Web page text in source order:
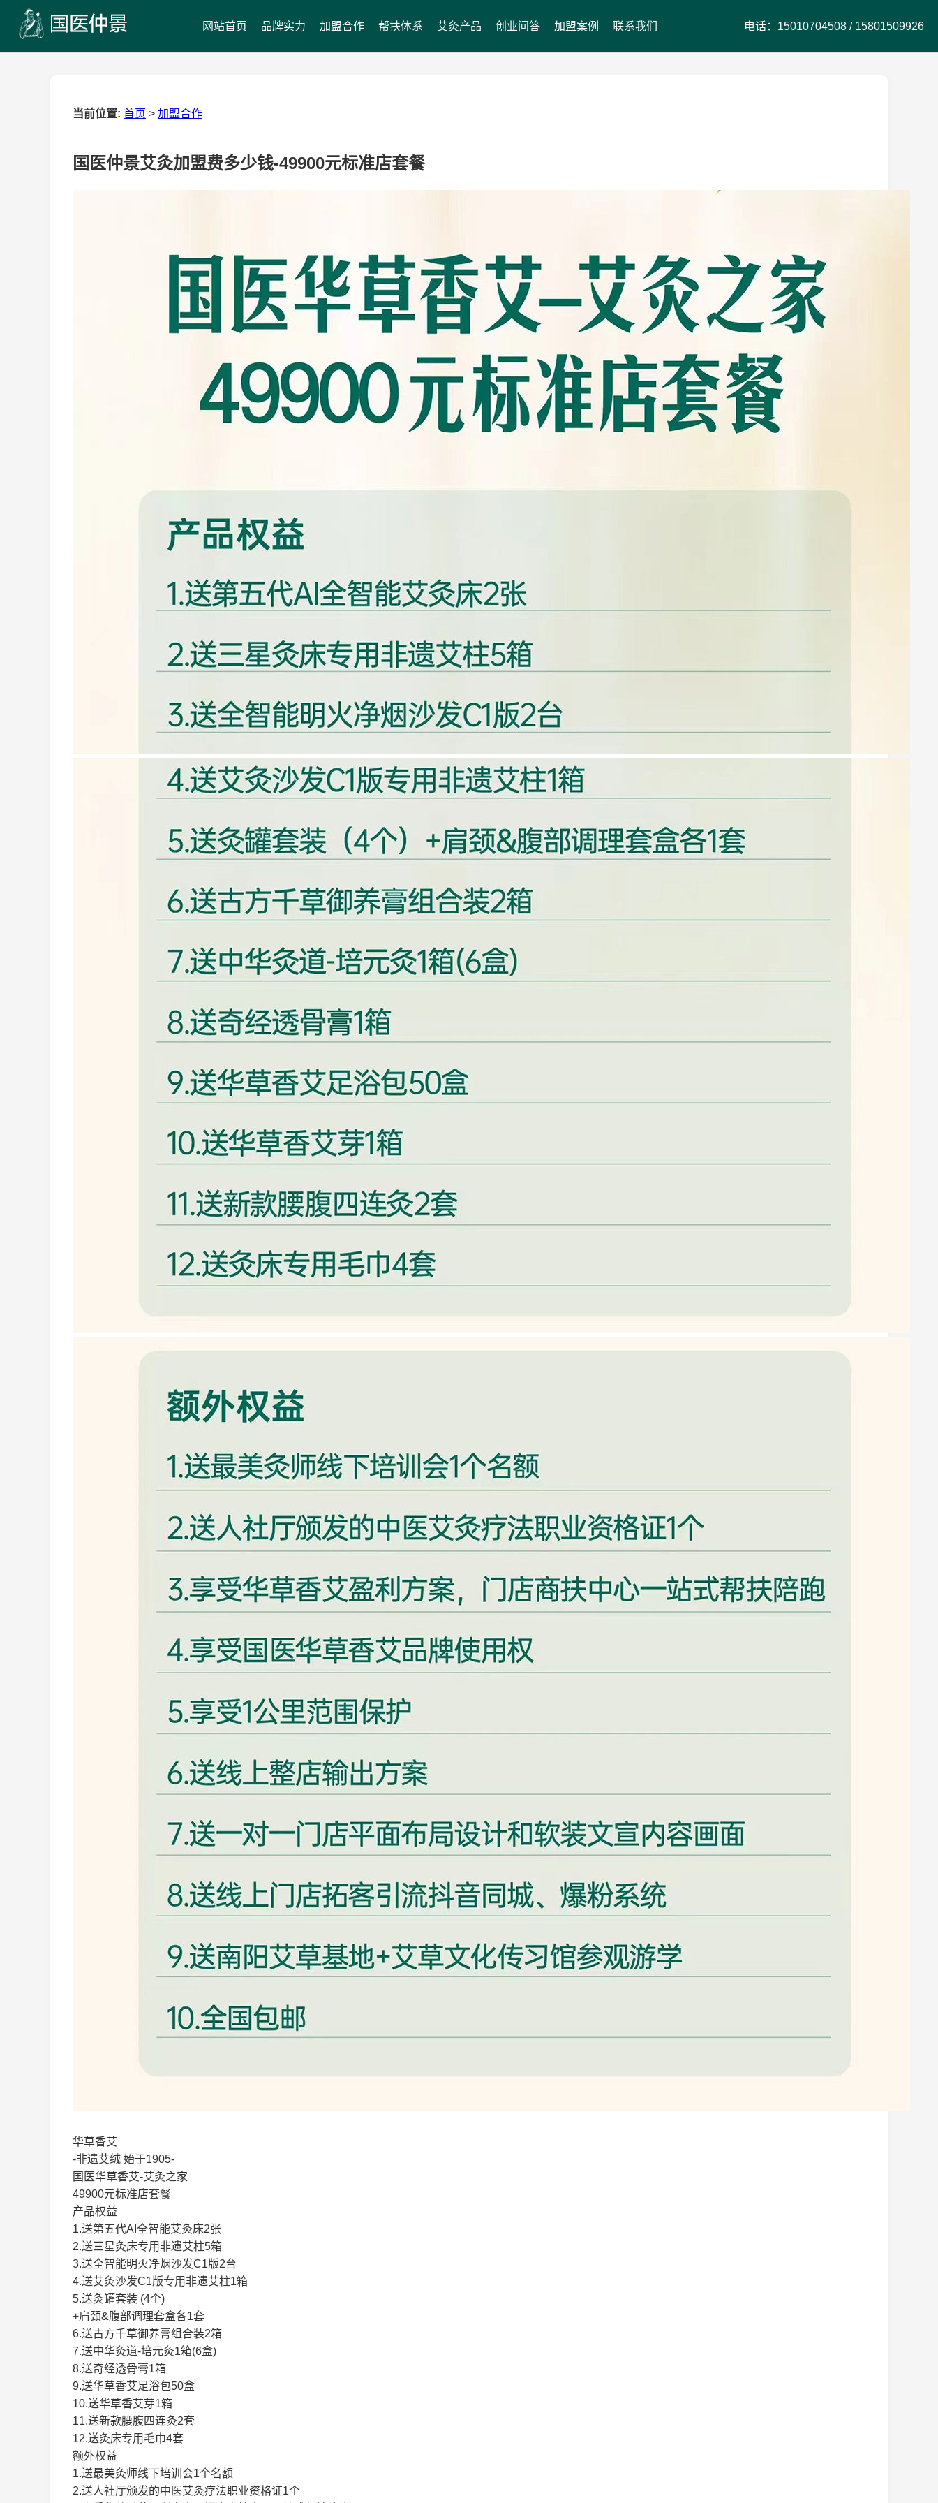
网站首页 品牌实力 加盟合作 帮扶体系 艾灸产品 创业问答 加盟案例 联系我们 电话： 15010704508 / 15801509926
当前位置: 首页 > 加盟合作
国医仲景艾灸加盟费多少钱-49900元标准店套餐
华草香艾
-非遗艾绒 始于1905-
国医华草香艾-艾灸之家
49900元标准店套餐
产品权益
1.送第五代AI全智能艾灸床2张
2.送三星灸床专用非遗艾柱5箱
3.送全智能明火净烟沙发C1版2台
4.送艾灸沙发C1版专用非遗艾柱1箱
5.送灸罐套装 (4个)
+肩颈&腹部调理套盒各1套
6.送古方千草御养膏组合装2箱
7.送中华灸道-培元灸1箱(6盒)
8.送奇经透骨膏1箱
9.送华草香艾足浴包50盒
10.送华草香艾芽1箱
11.送新款腰腹四连灸2套
12.送灸床专用毛巾4套
额外权益
1.送最美灸师线下培训会1个名额
2.送人社厅颁发的中医艾灸疗法职业资格证1个